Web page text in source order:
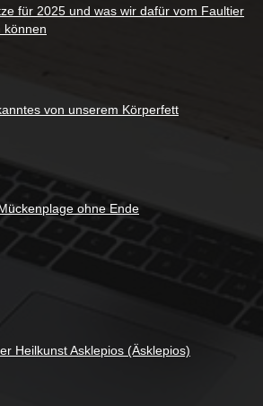
für 2025 und was wir dafür vom Faultier
können
von unserem Körperfett
ohne Ende
Heilkunst Asklepios (Äsklepios)